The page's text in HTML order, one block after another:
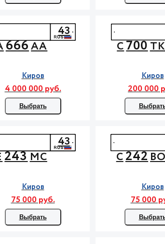
666АА
43
Киров
4 000 000 руб.
Выбрать
С700ТК
Киров
200 000
243МС
43
Киров
75 000 руб.
Выбрать
С242
Киров
75 000